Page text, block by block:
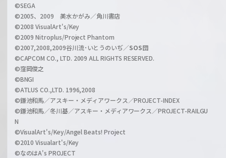
n
l
©SEGA
©2005、2009 美水かがみ／角川書店
©2008 VisualArt's/Key
©2009 Nitroplus/Project Phantom
©2007,2008,2009谷川流･いとうのいぢ／SOS団
©CAPCOM CO., LTD. 2009 ALL RIGHTS RESERVED.
©窪岡俊之
©BNGI
©ATLUS CO.,LTD. 1996,2008
©鎌池和馬／アスキー・メディアワークス／PROJECT-INDEX
©鎌池和馬／冬川基／アスキー・メディアワークス／PROJECT-RAILGU
N
©VisualArt's/Key/Angel Beats! Project
©2010 Visualart's/Key
©なのはA's PROJECT